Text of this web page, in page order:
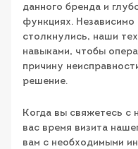
данного бренда и
функциях.
столкнулись, наши
навыками, чтобы
причину
решение.
Когда вы свяжетесь с
вас время визита
вам с необходимыми